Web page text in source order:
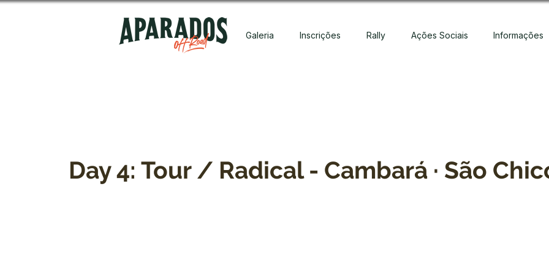
Galeria Inscrições Rally Ações Sociais Informações
Day 4: Tour / Radical - Cambará · São